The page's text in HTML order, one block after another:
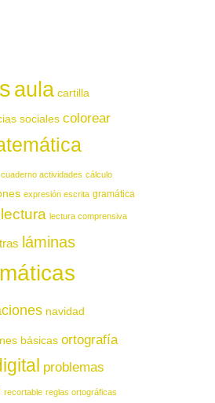
aula cartilla
sociales colorear
cuaderno actividades cálculo
expresión escrita gramática
lectura lectura comprensiva
láminas
navidad
básicas ortografía
problemas
recortable reglas ortográficas